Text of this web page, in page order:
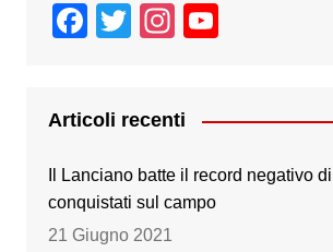
F
e
b
o
o
T
er
In
gr
a
m
T
Articoli recenti
Il Lanciano batte il record negativo
conquistati sul campo
21 Giugno 2021